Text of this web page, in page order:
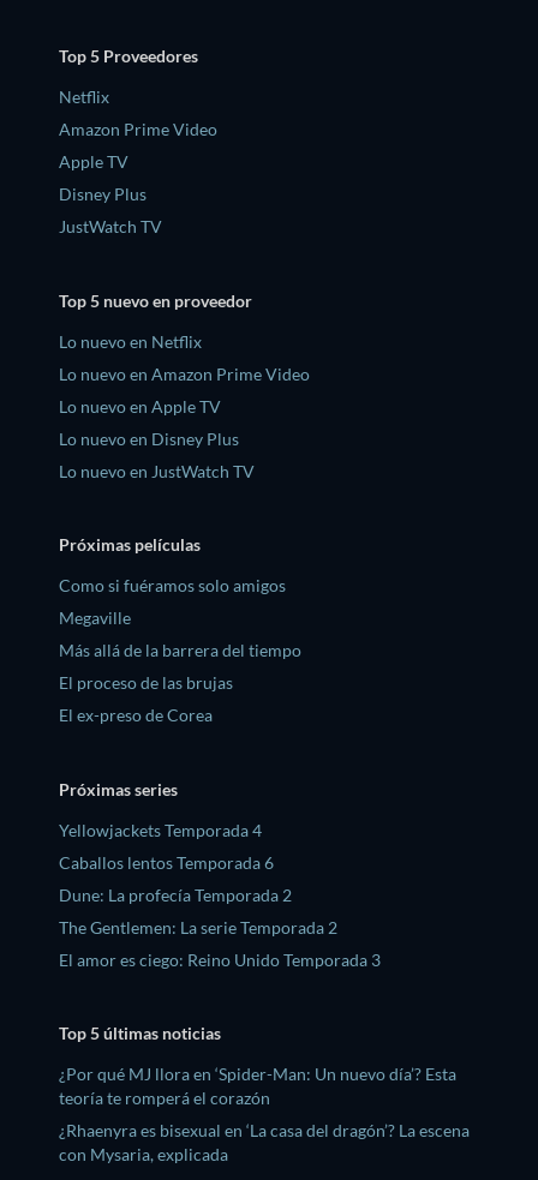
Top 5 Proveedores
Netflix
Amazon Prime Video
Apple TV
Disney Plus
JustWatch TV
Top 5 nuevo en proveedor
Lo nuevo en Netflix
Lo nuevo en Amazon Prime Video
Lo nuevo en Apple TV
Lo nuevo en Disney Plus
Lo nuevo en JustWatch TV
Próximas películas
Como si fuéramos solo amigos
Megaville
Más allá de la barrera del tiempo
El proceso de las brujas
El ex-preso de Corea
Próximas series
Yellowjackets Temporada 4
Caballos lentos Temporada 6
Dune: La profecía Temporada 2
The Gentlemen: La serie Temporada 2
El amor es ciego: Reino Unido Temporada 3
Top 5 últimas noticias
¿Por qué MJ llora en ‘Spider-Man: Un nuevo día’? Esta
teoría te romperá el corazón
¿Rhaenyra es bisexual en ‘La casa del dragón’? La escena
con Mysaria, explicada